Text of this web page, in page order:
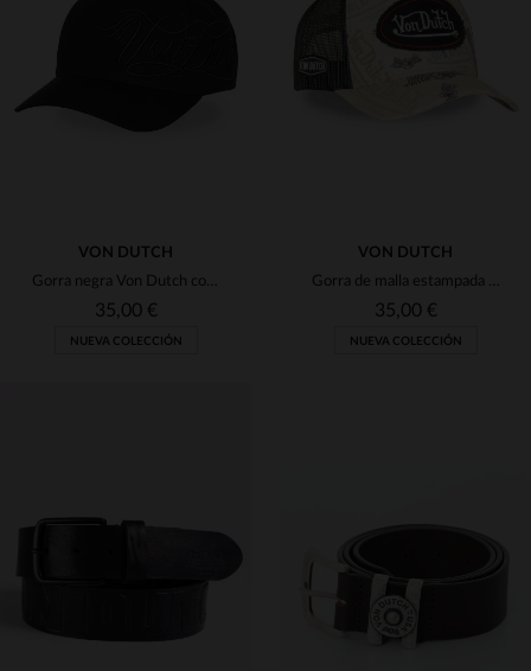
TALLAS DISPONIBLES TALLAS DISPONIBLES
TALLAS DISPONIBLES
VON DUTCH
Gorra negra Von Dutch con bordado caligráfico
35,00 €
NUEVA COLECCIÓN
TALLAS DISPONIBLES
TU
VON DUTCH
Gorra de malla estampada con parche de logo desgastado
35,00 €
NUEVA COLECCIÓN